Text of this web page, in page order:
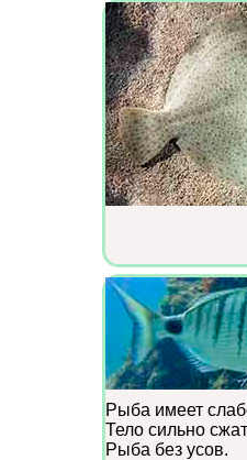
Рыба имеет
Тело сильно
Рыба без усов.